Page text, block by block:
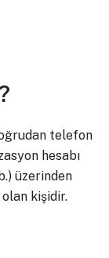
telefon
hesabı
üzerinden
kişidir.